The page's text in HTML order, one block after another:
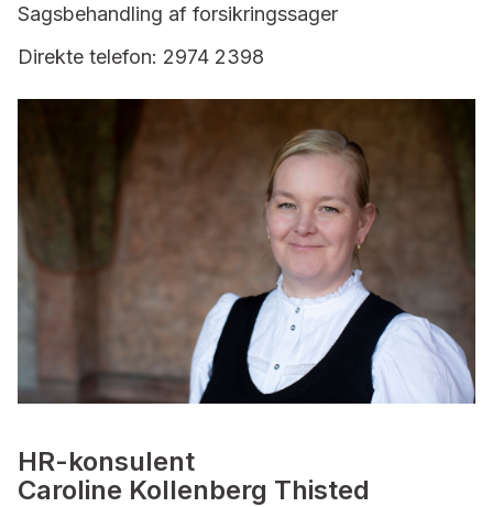
Sagsbehandling af forsikringssager
Direkte telefon: 2974 2398
HR-konsulent
Caroline Kollenberg Thisted